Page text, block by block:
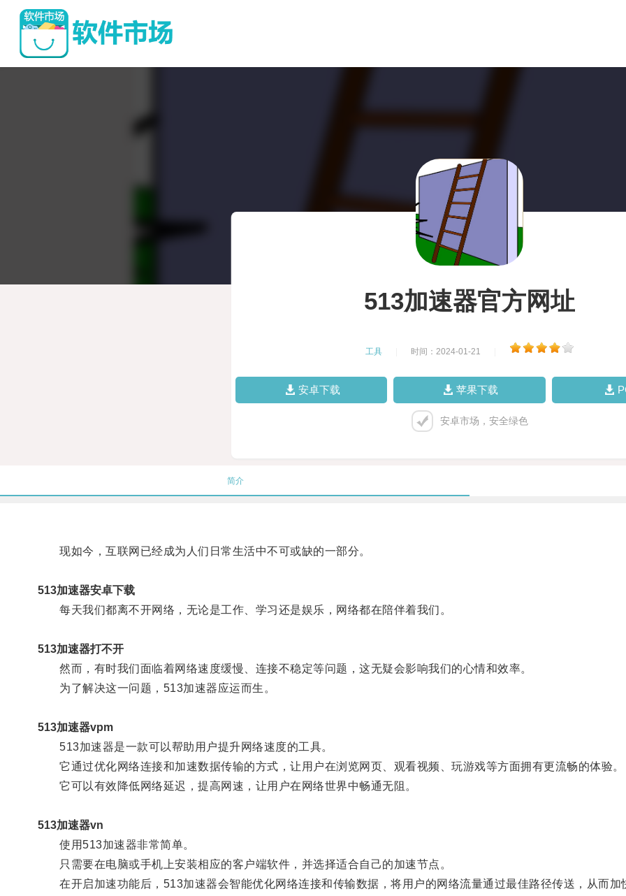
513加速器官方网址
工具 时间：2024-01-21
安卓下载 苹果下载
安卓市场，安全绿色
简介
现如今，互联网已经成为人们日常生活中不可或缺的一部分。
513加速器安卓下载
每天我们都离不开网络，无论是工作、学习还是娱乐，网络都在陪伴着我们。
513加速器打不开
然而，有时我们面临着网络速度缓慢、连接不稳定等问题，这无疑会影响我们的心情和效率。
为了解决这一问题，513加速器应运而生。
513加速器vpm
513加速器是一款可以帮助用户提升网络速度的工具。
它通过优化网络连接和加速数据传输的方式，让用户在浏览网页、观看视频、玩游戏等方面拥有更流畅的体验。
它可以有效降低网络延迟，提高网速，让用户在网络世界中畅通无阻。
513加速器vn
使用513加速器非常简单。
只需要在电脑或手机上安装相应的客户端软件，并选择适合自己的加速节点。
在开启加速功能后，513加速器会智能优化网络连接和传输数据，将用户的网络流量通过最佳路径传送，从而加